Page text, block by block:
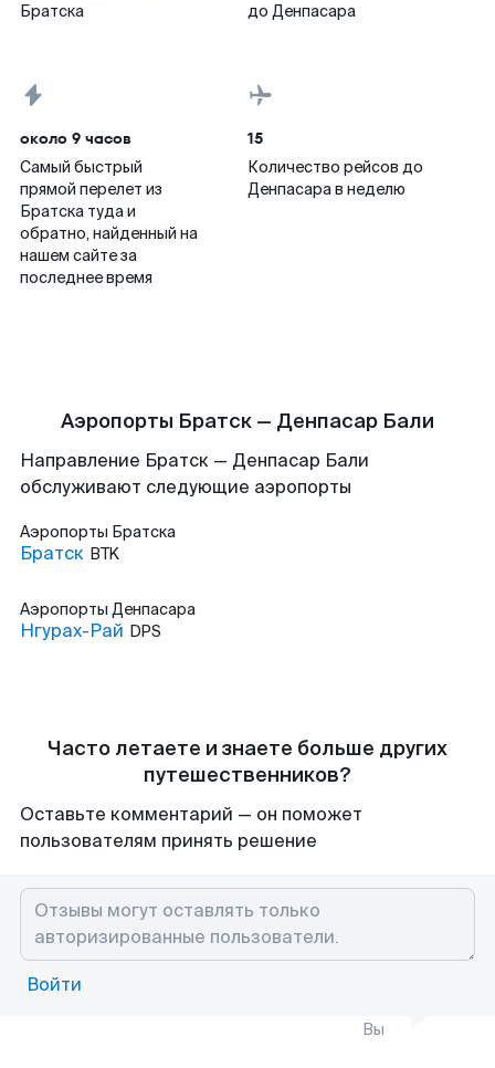
Братска
до Денпасара
около 9 часов
Самый быстрый
прямой перелет из
Братска туда и
обратно, найденный на
нашем сайте за
последнее время
15
Количество рейсов до
Денпасара в неделю
Аэропорты Братск — Денпасар Бали
Направление Братск — Денпасар Бали
обслуживают следующие аэропорты
Аэропорты Братска
Братск BTK
Аэропорты Денпасара
Нгурах-Рай DPS
Часто летаете и знаете больше других
путешественников?
Оставьте комментарий — он поможет
пользователям принять решение
Войти
Вы